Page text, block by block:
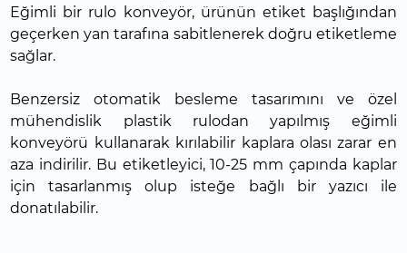
Eğimli bir rulo konveyör, ürünün etiket başlığından
geçerken yan tarafına sabitlenerek doğru etiketleme
sağlar.
Benzersiz otomatik besleme tasarımını ve özel
mühendislik plastik rulodan yapılmış eğimli
konveyörü kullanarak kırılabilir kaplara olası zarar en
aza indirilir. Bu etiketleyici, 10-25 mm çapında kaplar
için tasarlanmış olup isteğe bağlı bir yazıcı ile
donatılabilir.